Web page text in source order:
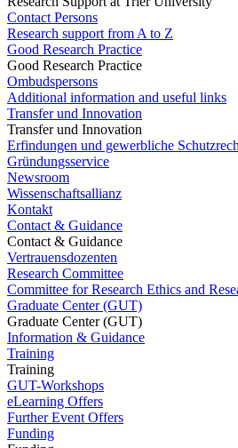
Contact Persons
Research support from A to Z
Good Research Practice
Good Research Practice
Ombudspersons
Additional information and useful links
Transfer und Innovation
Transfer und Innovation
Erfindungen und gewerbliche
Gründungsservice
Newsroom
Wissenschaftsallianz
Kontakt
Contact & Guidance
Contact & Guidance
Vertrauensdozenten
Research Committee
Committee for Research Ethics and
Graduate Center (GUT)
Graduate Center (GUT)
Information & Guidance
Training
Training
GUT-Workshops
eLearning Offers
Further Event Offers
Funding